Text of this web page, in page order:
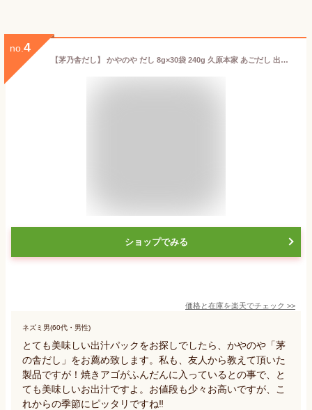
no. 4
【茅乃舎だし】 かやのや だし 8g×30袋 240g 久原本家 あごだし 出汁パック だしパック ダシ つゆ 九州産 あご だしの素 出汁 粉末 出し 煮干 お取り寄せグルメ 贈答 ギフト 無添加 【ゆうパケット】【送料無料】
ショップでみる
価格と在庫を楽天でチェック >>
ネズミ男(60代・男性)
とても美味しい出汁パックをお探しでしたら、かやのや「茅
の舎だし」をお薦め致します。私も、友人から教えて頂いた
製品ですが！焼きアゴがふんだんに入っているとの事で、と
ても美味しいお出汁ですよ。お値段も少々お高いですが、こ
れからの季節にピッタリですね‼️